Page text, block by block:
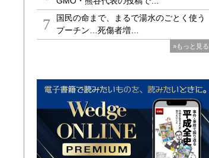
7
国民の命まで、まるで湯水のごとく使う
プーチン…死傷者増…
»もっと見る